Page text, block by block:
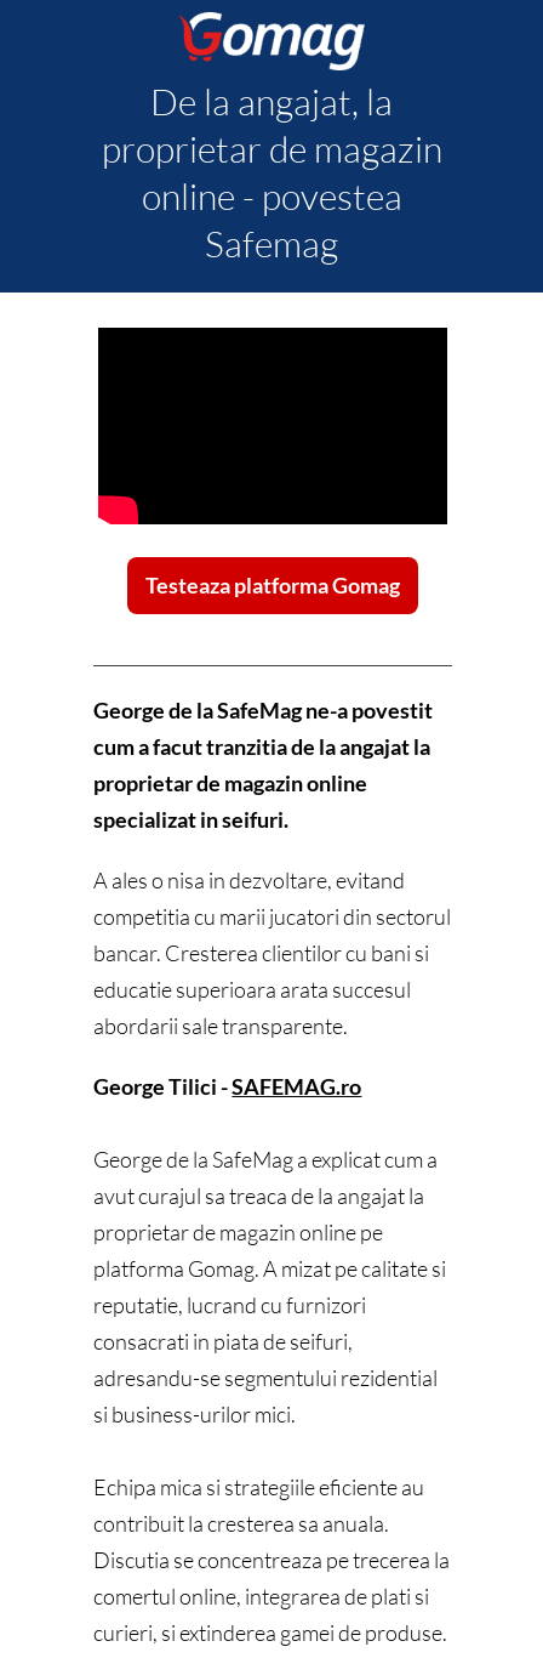
De la angajat, la
proprietar de magazin
online - povestea
Safemag
Testeaza platforma Gomag
George de la SafeMag ne-a povestit
cum a facut tranzitia de la angajat la
proprietar de magazin online
specializat in seifuri.
A ales o nisa in dezvoltare, evitand
competitia cu marii jucatori din sectorul
bancar. Cresterea clientilor cu bani si
educatie superioara arata succesul
abordarii sale transparente.
George Tilici -SAFEMAG.ro
George de la SafeMag a explicat cum a
avut curajul sa treaca de la angajat la
proprietar de magazin online pe
platforma Gomag. A mizat pe calitate si
reputatie, lucrand cu furnizori
consacrati in piata de seifuri,
adresandu-se segmentului rezidential
si business-urilor mici.
Echipa mica si strategiile eficiente au
contribuit la cresterea sa anuala.
Discutia se concentreaza pe trecerea la
comertul online, integrarea de plati si
curieri, si extinderea gamei de produse.